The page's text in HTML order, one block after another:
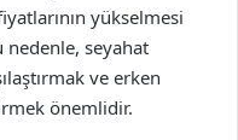
yükselmesi
nedenle, seyahat
ve erken
önemlidir.